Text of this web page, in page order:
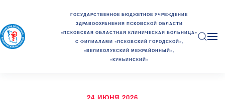
ГОСУДАРСТВЕННОЕ БЮДЖЕТНОЕ УЧРЕЖДЕНИЕ
ЗДРАВООХРАНЕНИЯ ПСКОВСКОЙ ОБЛАСТИ
«ПСКОВСКАЯ ОБЛАСТНАЯ КЛИНИЧЕСКАЯ БОЛЬНИЦА»
С ФИЛИАЛАМИ «ПСКОВСКИЙ ГОРОДСКОЙ»,
«ВЕЛИКОЛУКСКИЙ МЕЖРАЙОННЫЙ»,
«КУНЬИНСКИЙ»